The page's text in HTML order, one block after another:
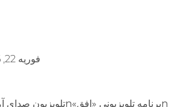
فوریه 22, 2016